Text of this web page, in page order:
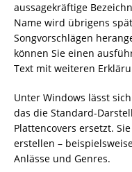
aussagekräftige
Name wird übrigens
Songvorschlägen
können Sie einen
Text mit weiteren
Unter Windows lässt
das die Standard-
Plattencovers ersetzt.
erstellen –
Anlässe und Genres.